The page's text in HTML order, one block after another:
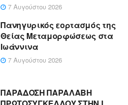
7 Αυγούστου 2026
Πανηγυρικός εορτασμός της
Θείας Μεταμορφώσεως στα
Ιωάννινα
7 Αυγούστου 2026
ΠΑΡΑΔΟΣΗ ΠΑΡΑΛΑΒΗ